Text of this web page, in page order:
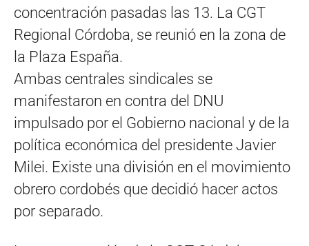
concentración pasadas las 13. La CGT
Regional Córdoba, se reunió en la zona de
la Plaza España.
Ambas centrales sindicales se
manifestaron en contra del DNU
impulsado por el Gobierno nacional y de la
política económica del presidente Javier
Milei. Existe una división en el movimiento
obrero cordobés que decidió hacer actos
por separado.